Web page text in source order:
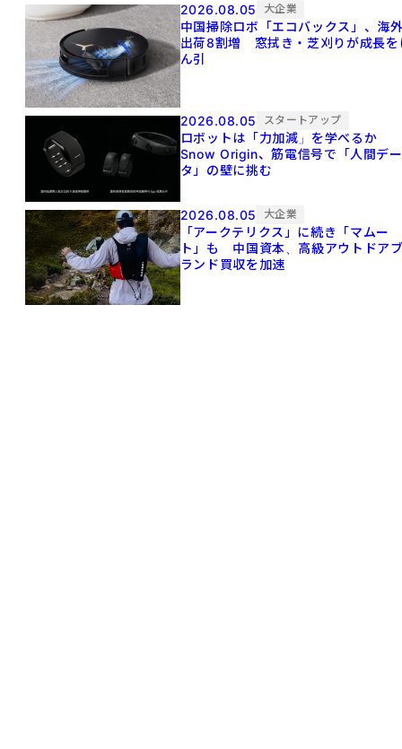
2026.08.05
大企業
中国掃除ロボ「エコバックス」、海
出荷8割増 窓拭き・芝刈りが成長を
ん引
2026.08.05 スタートアップ
ロボットは「力加減」を学べるか
Snow Origin、筋電信号で「人間デー
タ」の壁に挑む
2026.08.05 大企業
「アークテリクス」に続き「マムー
ト」も 中国資本、高級アウトドア
ランド買収を加速